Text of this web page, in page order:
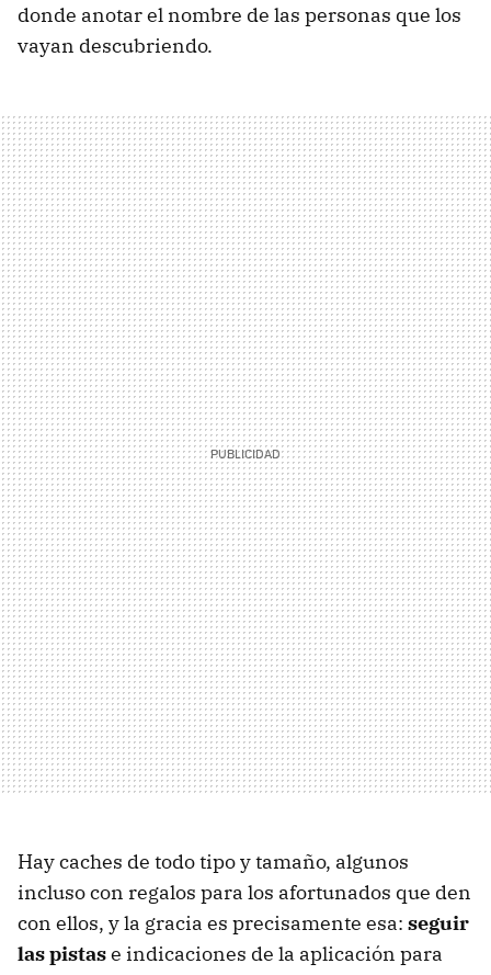
donde anotar el nombre de las personas que los
vayan descubriendo.
Hay caches de todo tipo y tamaño, algunos
incluso con regalos para los afortunados que den
con ellos, y la gracia es precisamente esa: seguir
las pistase indicaciones de la aplicación para